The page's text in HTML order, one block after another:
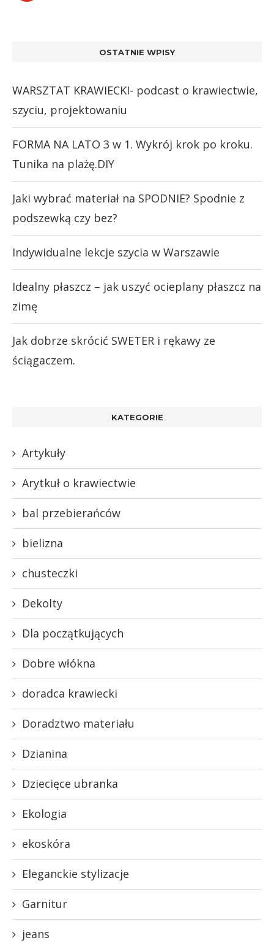
OSTATNIE WPISY
WARSZTAT KRAWIECKI- podcast o krawiectwie,
szyciu, projektowaniu
FORMA NA LATO 3 w 1. Wykrój krok po kroku.
Tunika na plażę.DIY
Jaki wybrać materiał na SPODNIE? Spodnie z
podszewką czy bez?
Indywidualne lekcje szycia w Warszawie
Idealny płaszcz – jak uszyć ocieplany płaszcz na
zimę
Jak dobrze skrócić SWETER i rękawy ze
ściągaczem.
KATEGORIE
Artykuły
Arytkuł o krawiectwie
bal przebierańców
bielizna
chusteczki
Dekolty
Dla początkujących
Dobre włókna
doradca krawiecki
Doradztwo materiału
Dzianina
Dziecięce ubranka
Ekologia
ekoskóra
Eleganckie stylizacje
Garnitur
jeans